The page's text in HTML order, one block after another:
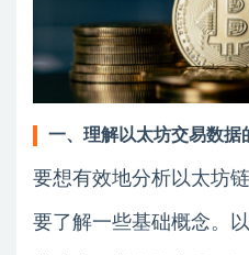
一、理解以太坊交易数据
要想有效地分析以太坊
要了解一些基础概念。